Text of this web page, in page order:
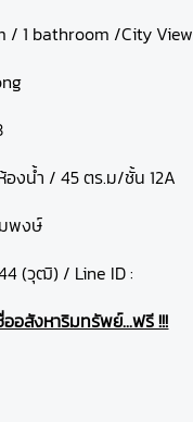
/ 1 bathroom /City View
องน้ำ / 45 ตร.ม/ชั้น 12A
มพงษ์
(วุฒิ) / Line ID :
อสังหาริมทรัพย์...ฟรี !!!